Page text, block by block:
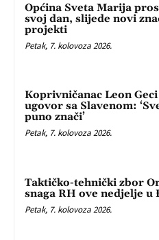
Općina Sveta Marija
svoj dan, slijede novi
projekti
Petak, 7. kolovoza 2026.
Koprivničanac Leon
ugovor sa Slavenom:
puno znači’
Petak, 7. kolovoza 2026.
Taktičko-tehnički zbor
snaga RH ove nedjelje u
Petak, 7. kolovoza 2026.